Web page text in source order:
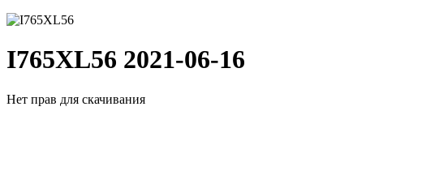
I765XL56 2021-06-16
Нет прав для скачивания